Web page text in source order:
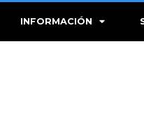
INFORMACIÓN